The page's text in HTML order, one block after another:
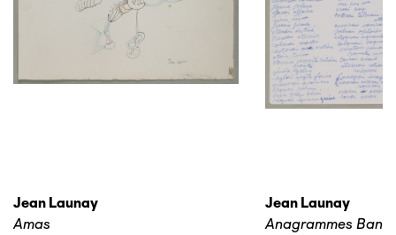
Jean Launay
Amas
Jean Launay
Anagrammes